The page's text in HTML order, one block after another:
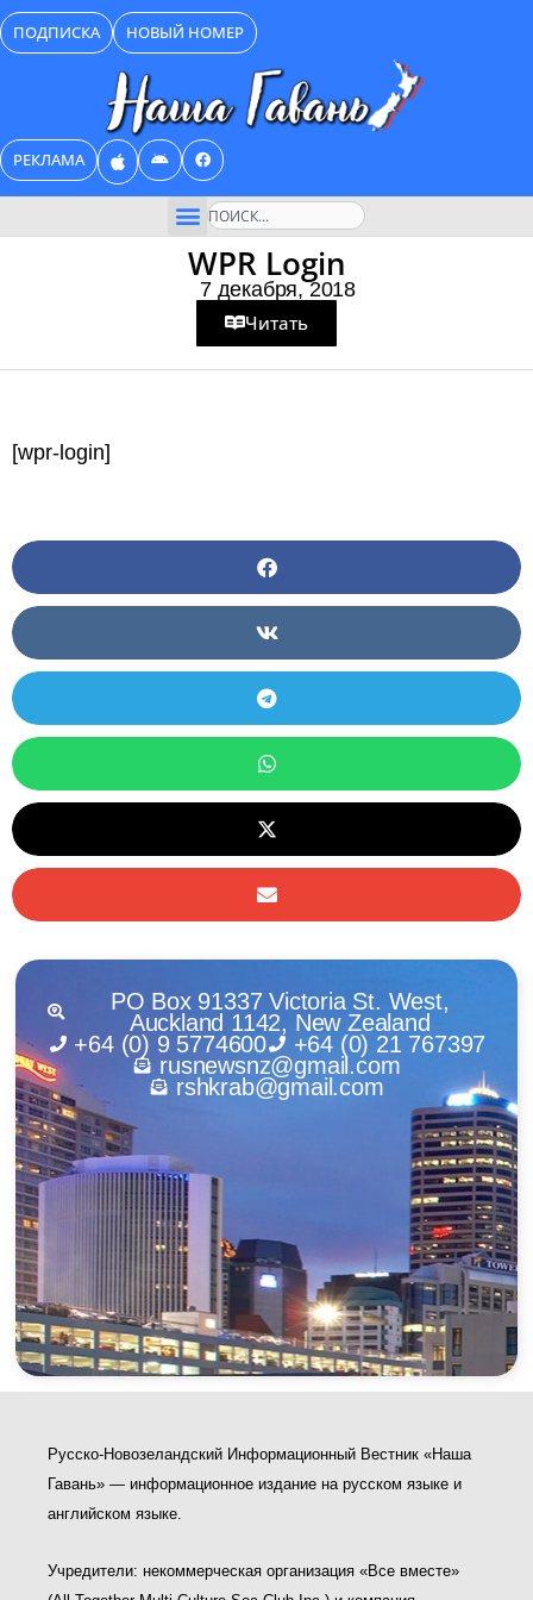
Перейти
к
содержимому
ПОДПИСКА НОВЫЙ НОМЕР
РЕКЛАМА
Поиск
WPR Login
7 декабря, 2018
Читать
[wpr-login]
PO Box 91337 Victoria St. West,
Auckland 1142, New Zealand
+64 (0) 9 5774600
+64 (0) 21 767397
rusnewsnz@gmail.com
rshkrab@gmail.com
Русско-Новозеландский Информационный Вестник «Наша
Гавань» — информационное издание на русском языке и
английском языке.
Учредители: некоммерческая организация «Все вместе»